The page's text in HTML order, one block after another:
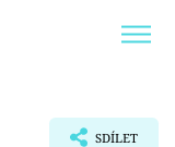
SDÍLET